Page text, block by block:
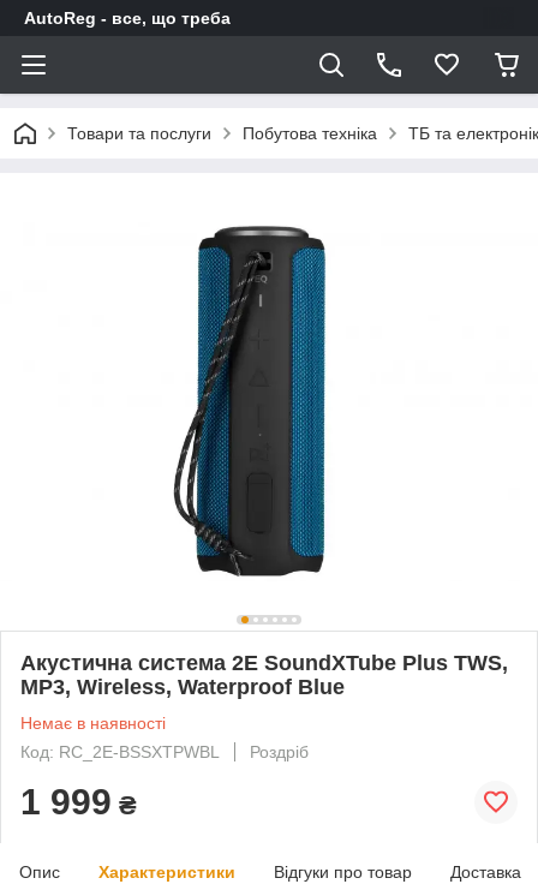
AutoReg - все, що треба
Товари та послуги Побутова техніка ТБ та
Акустична система 2E SoundXTube Plus TWS,
MP3, Wireless, Waterproof Blue
Немає в наявності
Код: RC_2E-BSSXTPWBL
Роздріб
1 999 ₴
Опис Характеристики Відгуки про товар Доставка